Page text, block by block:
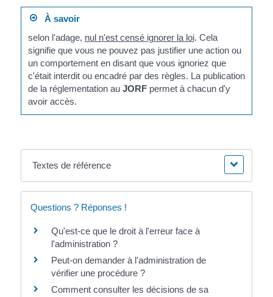
À savoir
selon l'adage, nul n'est censé ignorer la loi. Cela
signifie que vous ne pouvez pas justifier une action ou
un comportement en disant que vous ignoriez que
c'était interdit ou encadré par des règles. La publication
de la réglementation au JORFpermet à chacun d'y
avoir accès.
Textes de référence
Questions ? Réponses !
Qu'est-ce que le droit à l'erreur face à
l'administration ?
Peut-on demander à l'administration de
vérifier une procédure ?
Comment consulter les décisions de sa